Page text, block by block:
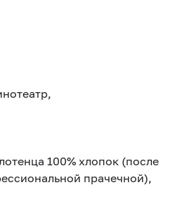
100% хлопок (после
прачечной),